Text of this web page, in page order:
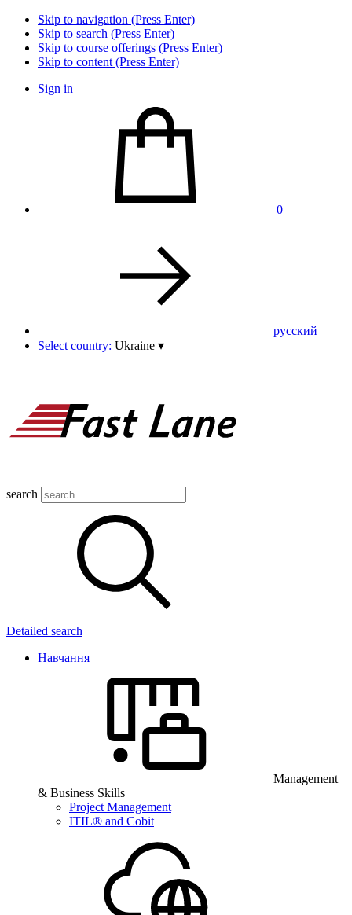
Skip to navigation (Press Enter)
Skip to search (Press Enter)
Skip to course offerings (Press Enter)
Skip to content (Press Enter)
Sign in
0
pусский
Select country: Ukraine ▾
search
Detailed search
Навчання
Management
& Business Skills
Project Management
ITIL® and Cobit